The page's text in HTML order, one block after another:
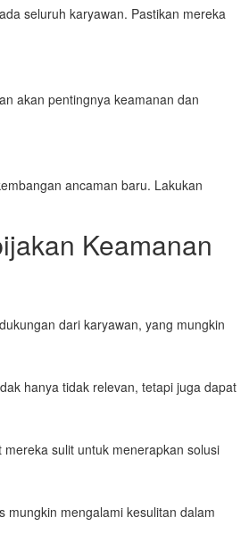
seluruh karyawan. Pastikan mereka
akan pentingnya keamanan dan
ancaman baru. Lakukan
Keamanan
dari karyawan, yang mungkin
hanya tidak relevan, tetapi juga dapat
sulit untuk menerapkan solusi
mungkin mengalami kesulitan dalam